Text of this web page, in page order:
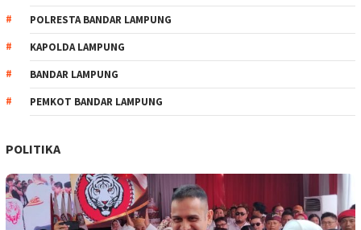
POLRESTA BANDAR LAMPUNG
KAPOLDA LAMPUNG
BANDAR LAMPUNG
PEMKOT BANDAR LAMPUNG
POLITIKA